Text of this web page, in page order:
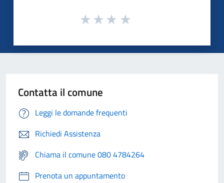
Contatta il comune
Leggi le domande frequenti
Richiedi Assistenza
Chiama il comune 080 4784264
Prenota un appuntamento